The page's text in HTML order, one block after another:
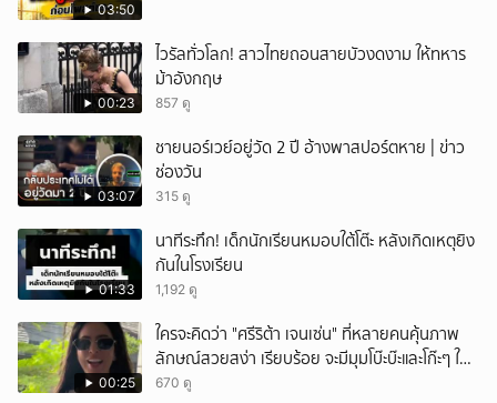
03:50
00:23
ไวรัลทั่วโลก! สาวไทยถอนสายบัวงดงาม ให้ทหาร
ม้าอังกฤษ
857 ดู
03:07
ชายนอร์เวย์อยู่วัด 2 ปี อ้างพาสปอร์ตหาย | ข่าว
ช่องวัน
315 ดู
01:33
นาทีระทึก! เด็กนักเรียนหมอบใต้โต๊ะ หลังเกิดเหตุยิง
กันในโรงเรียน
1,192 ดู
00:25
ใครจะคิดว่า "ศรีริต้า เจนเซ่น" ที่หลายคนคุ้นภาพ
ลักษณ์สวยสง่า เรียบร้อย จะมีมุมโบ๊ะบ๊ะและโก๊ะๆ ให้
ได้อมยิ้มเหมือนกัน งานนี้ทำเอาแฟนๆ ทั้งเอ็นดูทั้ง
670 ดู